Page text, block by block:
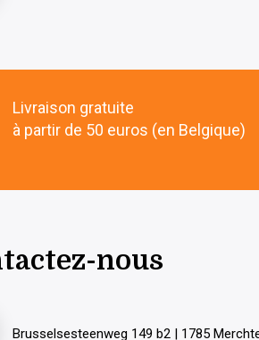
Livraison gratuite
à partir de 50 euros (en Belgique)
nous
Brusselsesteenweg 149 b2 | 1785